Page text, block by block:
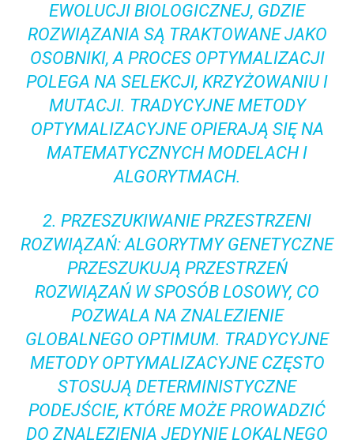
EWOLUCJI BIOLOGICZNEJ, GDZIE
ROZWIĄZANIA SĄ TRAKTOWANE JAKO
OSOBNIKI, A PROCES OPTYMALIZACJI
POLEGA NA SELEKCJI, KRZYŻOWANIU I
MUTACJI. TRADYCYJNE METODY
OPTYMALIZACYJNE OPIERAJĄ SIĘ NA
MATEMATYCZNYCH MODELACH I
ALGORYTMACH.
2. PRZESZUKIWANIE PRZESTRZENI
ROZWIĄZAŃ: ALGORYTMY GENETYCZNE
PRZESZUKUJĄ PRZESTRZEŃ
ROZWIĄZAŃ W SPOSÓB LOSOWY, CO
POZWALA NA ZNALEZIENIE
GLOBALNEGO OPTIMUM. TRADYCYJNE
METODY OPTYMALIZACYJNE CZĘSTO
STOSUJĄ DETERMINISTYCZNE
PODEJŚCIE, KTÓRE MOŻE PROWADZIĆ
DO ZNALEZIENIA JEDYNIE LOKALNEGO